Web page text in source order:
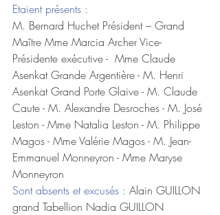
Etaient présents :
M. Bernard Huchet Président – Grand
Maître Mme Marcia Archer Vice-
Présidente exécutive -  Mme Claude
Asenkat Grande Argentière - M. Henri
Asenkat Grand Porte Glaive - M. Claude
Caute - M. Alexandre Desroches - M. José
Leston - Mme Natalia Leston - M. Philippe
Magos - Mme Valérie Magos - M. Jean-
Emmanuel Monneyron - Mme Maryse
Monneyron
Sont absents et excusés : Alain GUILLON
grand Tabellion Nadia GUILLON